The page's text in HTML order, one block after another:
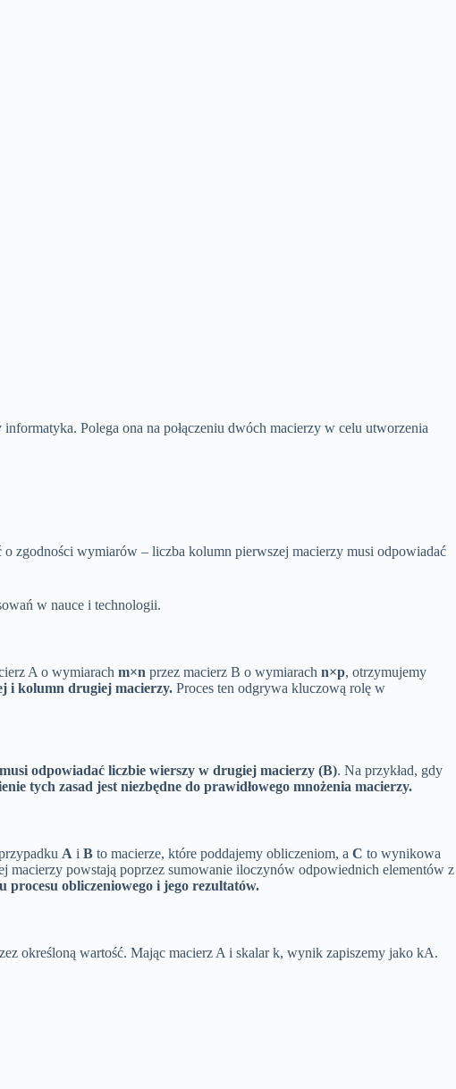
Polega ona na połączeniu dwóch macierzy w celu utworzenia
o zgodności wymiarów – liczba kolumn pierwszej macierzy musi odpowiadać
w nauce i technologii.
A o wymiarach m×n przez macierz B o wymiarach n×p, otrzymujemy
i kolumn drugiej macierzy. Proces ten odgrywa kluczową rolę w
odpowiadać liczbie wierszy w drugiej macierzy (B). Na przykład, gdy
tych zasad jest niezbędne do prawidłowego mnożenia macierzy.
A i B to macierze, które poddajemy obliczeniom, a C to wynikowa
macierzy powstają poprzez sumowanie iloczynów odpowiednich elementów z
procesu obliczeniowego i jego rezultatów.
określoną wartość. Mając macierz A i skalar k, wynik zapiszemy jako kA.